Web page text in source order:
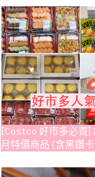
[Costco 好市多必買]
月特價商品 (含黑鑽